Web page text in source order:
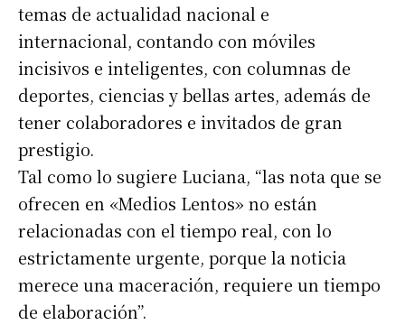
temas de actualidad nacional e
internacional, contando con móviles
incisivos e inteligentes, con columnas de
deportes, ciencias y bellas artes, además de
tener colaboradores e invitados de gran
prestigio.
Tal como lo sugiere Luciana, “las nota que se
ofrecen en «Medios Lentos» no están
relacionadas con el tiempo real, con lo
estrictamente urgente, porque la noticia
merece una maceración, requiere un tiempo
de elaboración”.